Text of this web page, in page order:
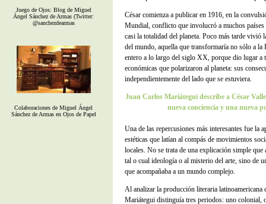
Juego de Ojos: Blog de Miguel
Ángel Sánchez de Armas (Twitter:
@sanchezdearmas
Colaboraciones de Miguel Ángel
Sánchez de Armas en Ojos de Papel
César comienza a publicar en 1916, en la
Mundial, conflicto que involucró a muchos
casi la totalidad del planeta. Poco más tarde vivió
del mundo, aquella que transformaría no sólo a la
entero a lo largo del siglo XX, porque dio lugar a
económicas que polarizaron al planeta: sus
independientemente del lado que se estuviera.
Juan Carlos Mariátegui describe a César
nueva conciencia y una nueva
Una de las repercusiones más interesantes fue la
estéticas que latían al compás de movimientos
locales. No se trata de una explicación simple
tal o cual ideología o al misterio del arte, sino de
que acompañaba a un mundo complejo.
Al analizar la producción literaria latinoamericana
Mariátegui distinguía tres periodos: uno colonial,